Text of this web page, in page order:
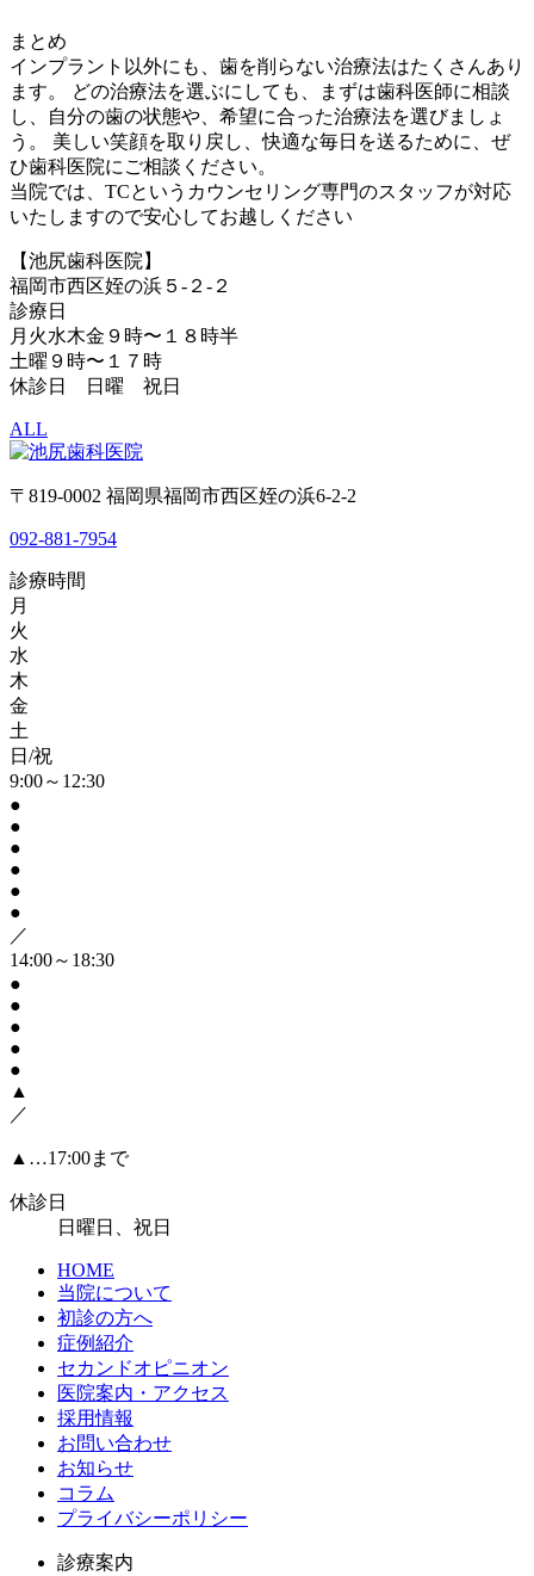
まとめ
インプラント以外にも、歯を削らない治療法はたくさんあり
ます。 どの治療法を選ぶにしても、まずは歯科医師に相談
し、自分の歯の状態や、希望に合った治療法を選びましょ
う。 美しい笑顔を取り戻し、快適な毎日を送るために、ぜ
ひ歯科医院にご相談ください。
当院では、TCというカウンセリング専門のスタッフが対応
いたしますので安心してお越しください
【池尻歯科医院】
福岡市西区姪の浜５-２-２
診療日
月火水木金９時〜１８時半
土曜９時〜１７時
休診日 日曜 祝日
ALL
〒819-0002 福岡県福岡市西区姪の浜6-2-2
092-881-7954
診療時間
月
火
水
木
金
土
日/祝
9:00～12:30
●
●
●
●
●
●
／
14:00～18:30
●
●
●
●
●
▲
／
▲…17:00まで
休診日
日曜日、祝日
HOME
当院について
初診の方へ
症例紹介
セカンドオピニオン
医院案内・アクセス
採用情報
お問い合わせ
お知らせ
コラム
プライバシーポリシー
診療案内